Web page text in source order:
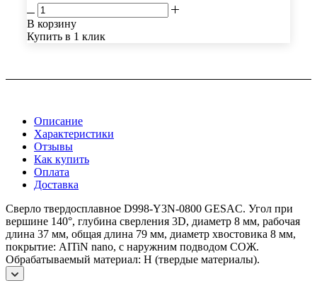
В корзину
Купить в 1 клик
Описание
Характеристики
Отзывы
Как купить
Оплата
Доставка
Сверло твердосплавное D998-Y3N-0800 GESAC. Угол при
вершине 140°, глубина сверления 3D, диаметр 8 мм, рабочая
длина 37 мм, общая длина 79 мм, диаметр хвостовика 8 мм,
покрытие: AITiN nano, с наружним подводом СОЖ.
Обрабатываемый материал: H (твердые материалы).